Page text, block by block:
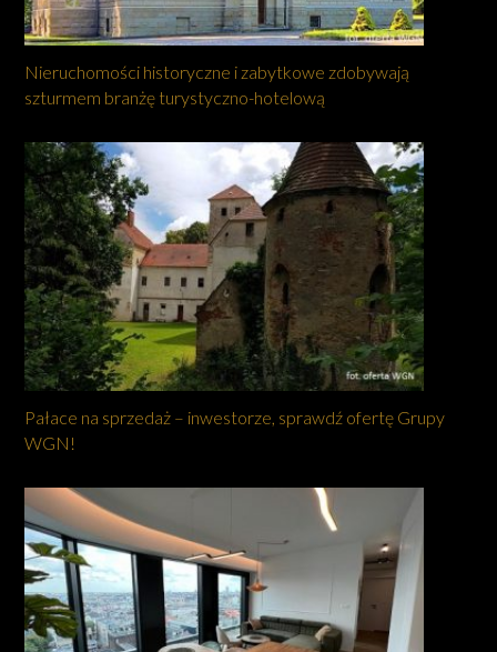
Nieruchomości historyczne i zabytkowe zdobywają
szturmem branżę turystyczno-hotelową
Pałace na sprzedaż – inwestorze, sprawdź ofertę Grupy
WGN!